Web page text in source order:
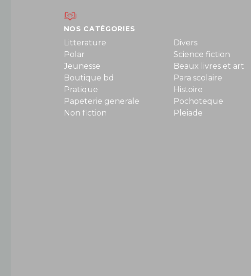
NOS CATÉGORIES
Litterature
Polar
Jeunesse
Boutique bd
Pratique
Papeterie generale
Non fiction
Divers
Science fiction
Beaux livres et art
Para scolaire
Histoire
Pochoteque
Pleiade